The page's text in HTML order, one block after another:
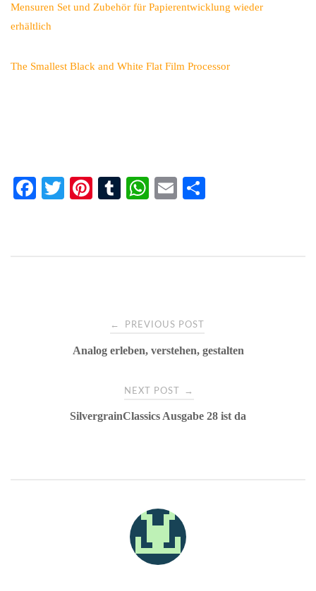
Mensuren Set und Zubehör für Papierentwicklung wieder
erhältlich
The Smallest Black and White Flat Film Processor
Fa T
Pi
T
W
E
navigation
← PREVIOUS POST
Analog erleben, verstehen, gestalten
NEXT POST →
SilvergrainClassics Ausgabe 28 ist da